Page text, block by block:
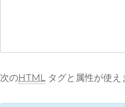
次のHTML タグと属性が使え